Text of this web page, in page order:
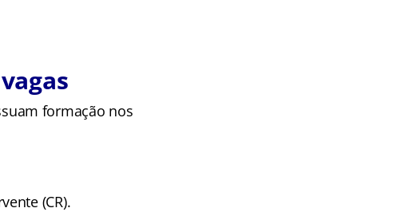
formação nos
(CR).